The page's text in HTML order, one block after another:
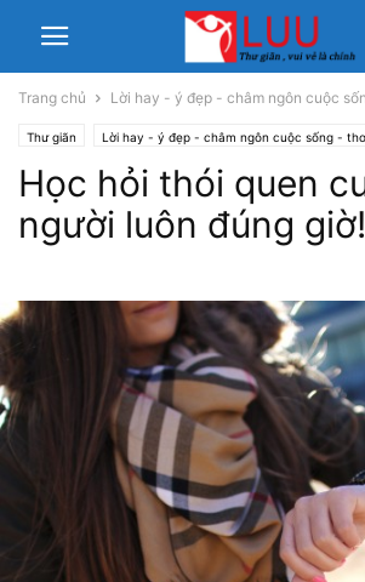
Trang chủ Lời hay - ý đẹp - châm ngôn cuộc
Thư giãn Lời hay - ý đẹp - châm ngôn cuộc sống - thơ
Học hỏi thói quen
người luôn đúng giờ!